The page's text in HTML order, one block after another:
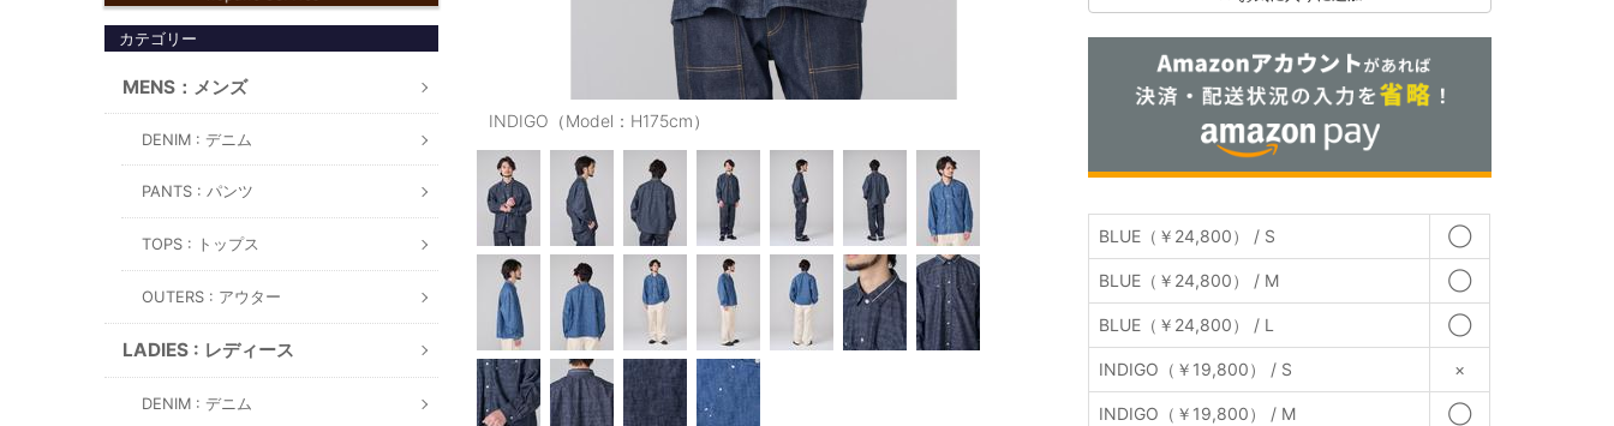
カテゴリー
MENS：メンズ
DENIM : デニム
PANTS : パンツ
TOPS : トップス
OUTERS : アウター
LADIES : レディース
DENIM : デニム
INDIGO（Model：H175cm）
BLUE（￥24,800） / S ◯
BLUE（￥24,800） / M ◯
BLUE（￥24,800） / L ◯
INDIGO（￥19,800） / S ×
INDIGO（￥19,800） / M ◯